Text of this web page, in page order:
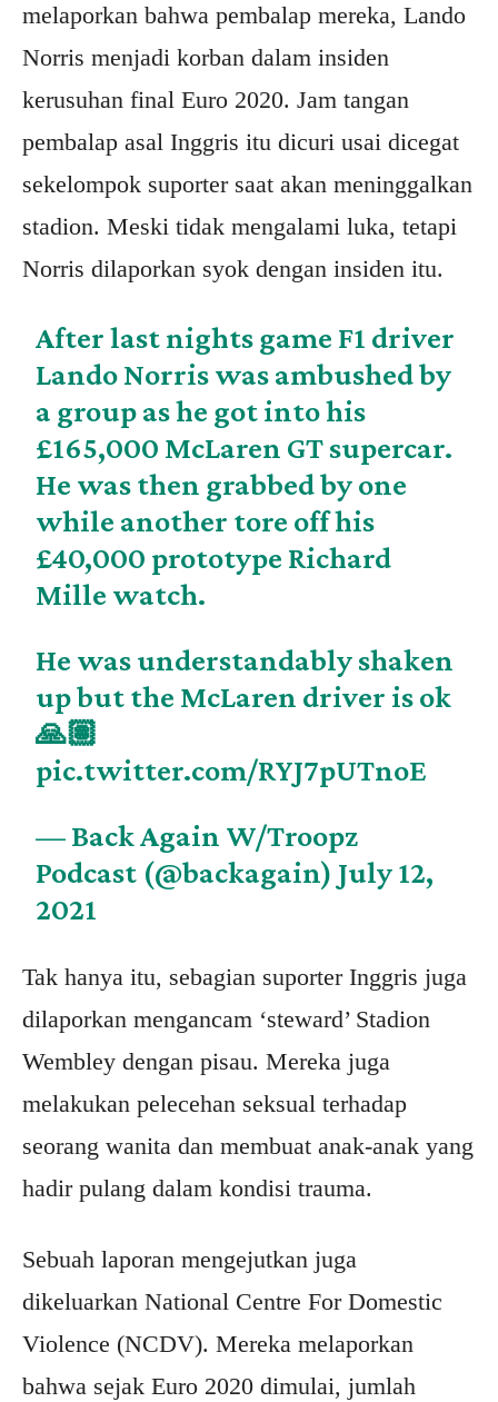
melaporkan bahwa pembalap mereka, Lando
Norris menjadi korban dalam insiden
kerusuhan final Euro 2020. Jam tangan
pembalap asal Inggris itu dicuri usai dicegat
sekelompok suporter saat akan meninggalkan
stadion. Meski tidak mengalami luka, tetapi
Norris dilaporkan syok dengan insiden itu.
After last nights game F1 driver
Lando Norris was ambushed by
a group as he got into his
£165,000 McLaren GT supercar.
He was then grabbed by one
while another tore off his
£40,000 prototype Richard
Mille watch.
He was understandably shaken
up but the McLaren driver is ok
🙏🏽
pic.twitter.com/RYJ7pUTnoE
— Back Again W/Troopz
Podcast (@backagain) July 12,
2021
Tak hanya itu, sebagian suporter Inggris juga
dilaporkan mengancam ‘steward’ Stadion
Wembley dengan pisau. Mereka juga
melakukan pelecehan seksual terhadap
seorang wanita dan membuat anak-anak yang
hadir pulang dalam kondisi trauma.
Sebuah laporan mengejutkan juga
dikeluarkan National Centre For Domestic
Violence (NCDV). Mereka melaporkan
bahwa sejak Euro 2020 dimulai, jumlah